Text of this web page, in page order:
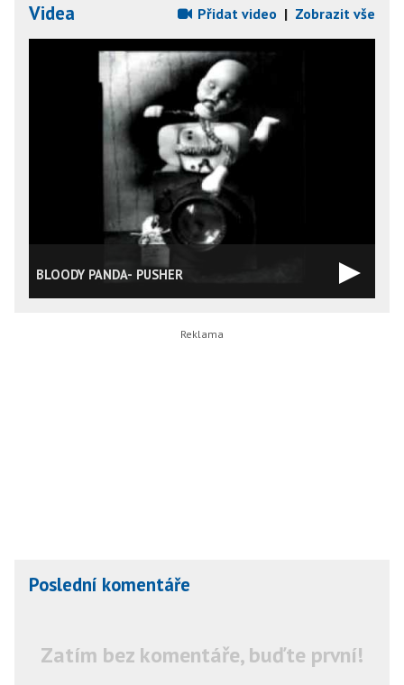
Videa Přidat video | Zobrazit vše
BLOODY PANDA- PUSHER
Poslední komentáře
Zatím bez komentáře, buďte první!